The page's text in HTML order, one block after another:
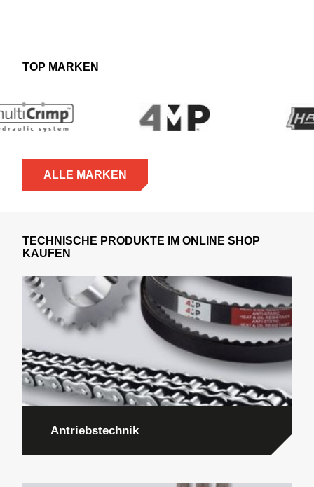
TOP MARKEN
ALLE MARKEN
TECHNISCHE PRODUKTE IM ONLINE SHOP
KAUFEN
Antriebstechnik